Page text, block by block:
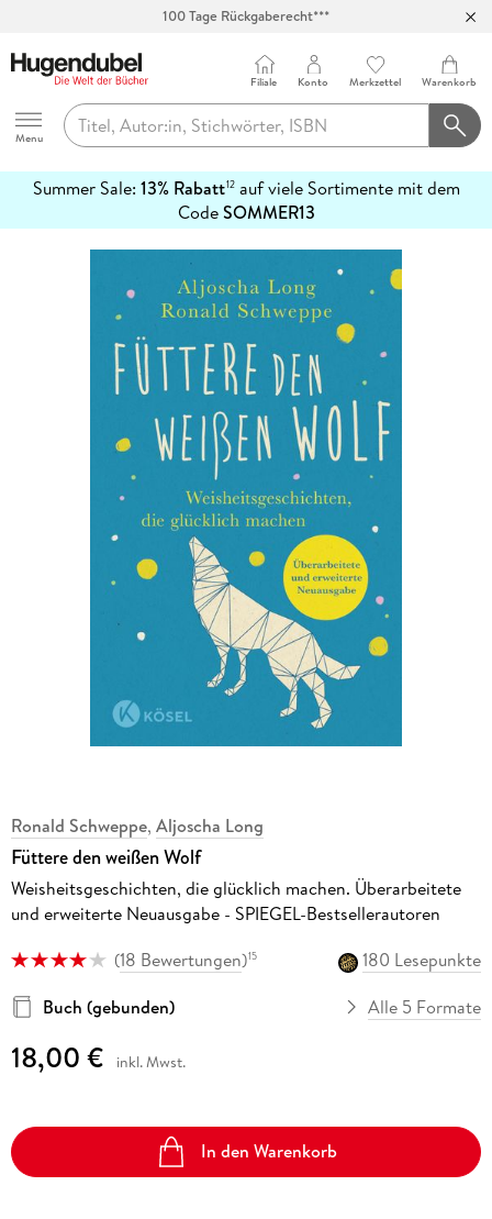
100 Tage Rückgaberecht***
Hugendubel
Menu
Filiale Konto Merkzettel Warenkorb
Summer Sale: 13% Rabatt12auf viele Sortimente mit dem
CodeSOMMER13
erfahren
Ronald Schweppe, Aljoscha Long
Füttere den weißen Wolf
Weisheitsgeschichten, die glücklich machen. Überarbeitete
und erweiterte Neuausgabe - SPIEGEL-Bestsellerautoren
(18 Bewertungen)15
180 Lesepunkte
Buch (gebunden)
Alle 5 Formate
18,00 € inkl. Mwst.
In den Warenkorb